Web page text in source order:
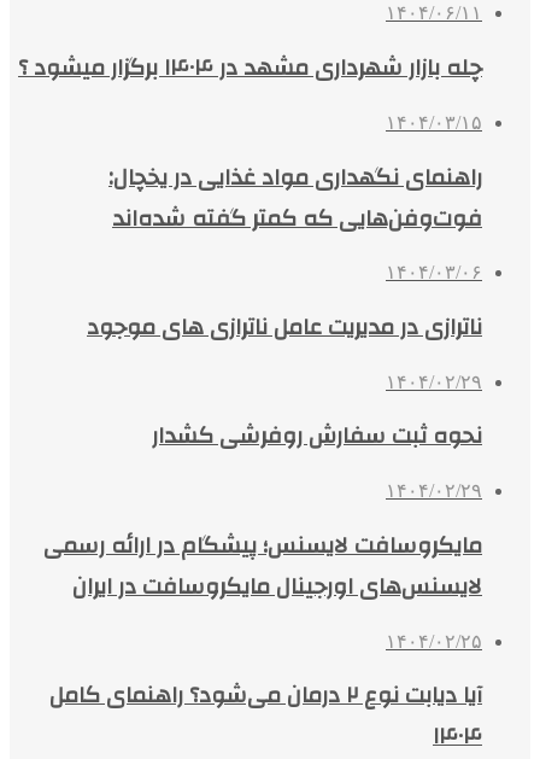
۱۴۰۴/۰۶/۱۱
چله بازار شهرداری مشهد در ۱۴۰۴ برگزار میشود ؟
۱۴۰۴/۰۳/۱۵
راهنمای نگهداری مواد غذایی در یخچال:
فوت‌وفن‌هایی که کمتر گفته شده‌اند
۱۴۰۴/۰۳/۰۶
ناترازی در مدیریت عامل ناترازی های موجود
۱۴۰۴/۰۲/۲۹
نحوه ثبت سفارش روفرشی کشدار
۱۴۰۴/۰۲/۲۹
مایکروسافت لایسنس؛ پیشگام در ارائه رسمی
لایسنس‌های اورجینال مایکروسافت در ایران
۱۴۰۴/۰۲/۲۵
آیا دیابت نوع ۲ درمان می‌شود؟ راهنمای کامل
۱۴۰۴